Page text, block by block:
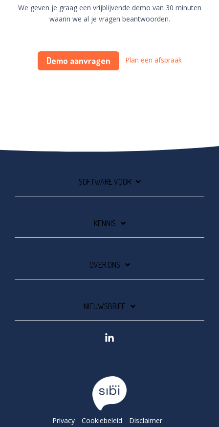
We geven je graag een vrijblijvende demo van 30 minuten
waarin we al je vragen beantwoorden.
Demo aanvragen Plan een afspraak
SOFTWARE VOOR
KENNIS
OVER ONS
NIEUWSBRIEF
Privacy Cookiebeleid Disclaimer